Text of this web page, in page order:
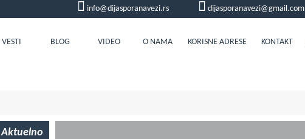
info@dijasporanavezi.rs dijasporanavezi@gmail.com
VESTI BLOG VIDEO O NAMA KORISNE ADRESE KONTAKT
Aktuelno